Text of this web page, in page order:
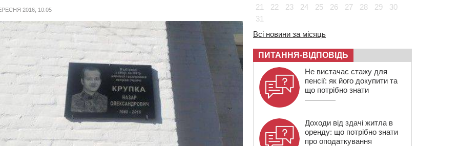
2016, 10:05
21
22 23 24 25 26 27 28 29
30
31
Всі новини за місяць
ПИТАННЯ-ВІДПОВІДЬ
Не вистачає стажу для
пенсії: як його докупити та
що потрібно знати
Доходи від здачі житла в
оренду: що потрібно знати
про оподаткування